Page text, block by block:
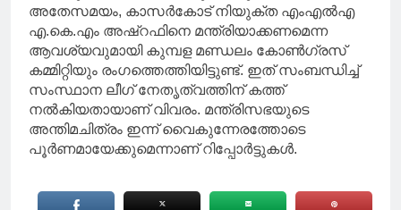
അതേസമയം, കാസർകോട് നിയുക്ത എംഎൽഎ
എ.കെ.എം അഷ്റഫിനെ മന്ത്രിയാക്കണമെന്ന
ആവശ്യവുമായി കുമ്പള മണ്ഡലം കോൺഗ്രസ്
കമ്മിറ്റിയും രംഗത്തെത്തിയിട്ടുണ്ട്. ഇത് സംബന്ധിച്ച്
സംസ്ഥാന ലീഗ് നേതൃത്വത്തിന് കത്ത്
നൽകിയതായാണ് വിവരം. മന്ത്രിസഭയുടെ
അന്തിമചിത്രം ഇന്ന് വൈകുന്നേരത്തോടെ
പൂർണമായേക്കുമെന്നാണ് റിപ്പോർട്ടുകൾ.